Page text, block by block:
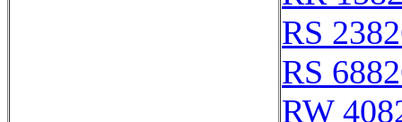
RS
RS
RW